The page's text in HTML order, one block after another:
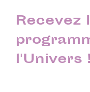
Recevez
l'Univers !